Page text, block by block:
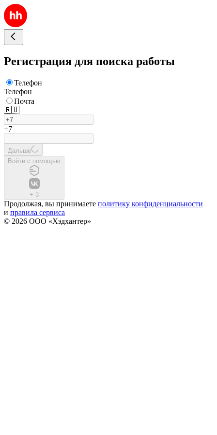
Регистрация для поиска работы
Телефон
Телефон
Почта
🇷🇺
+7
Дальше
Войти с помощью
+ 3
Продолжая, вы принимаете политику конфиденциальности
и правила сервиса
© 2026 ООО «Хэдхантер»